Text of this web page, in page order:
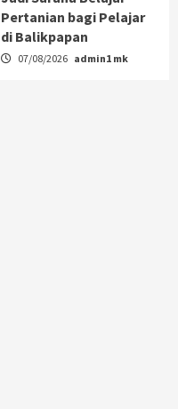
Pertanian bagi Pelajar
di Balikpapan
07/08/2026 admin1 mk